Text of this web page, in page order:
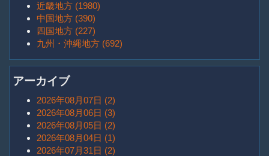
近畿地方 (1980)
中国地方 (390)
四国地方 (227)
九州・沖縄地方 (692)
アーカイブ
2026年08月07日 (2)
2026年08月06日 (3)
2026年08月05日 (2)
2026年08月04日 (1)
2026年07月31日 (2)